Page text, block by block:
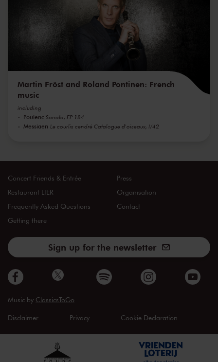
Martin Fröst and Roland Pontinen: French
music
including
Poulenc Sonata, FP 184
Messiaen Le courlis cendré Catalogue d'oiseaux, I/42
Concert Friends & Entrée
Restaurant LIER
Frequently Asked Questions
Getting there
Press
Organisation
Contact
Sign up for the newsletter
Music by ClassicsToGo
Disclaimer Privacy Cookie Declaration